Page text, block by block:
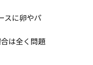
スに卵やパ
は全く問題